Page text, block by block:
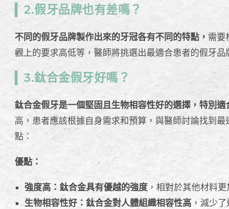
2.假牙品牌也有差嗎？
不同的假牙品牌製作出來的牙冠各有不同的特點， 需要
觀上的要求高低等，醫師將挑選出最適合患者的假牙品
3.鈦合金假牙好嗎？
鈦合金假牙是一個堅固且生物相容性好的選擇，特別
高，患者應該根據自身需求和預算，與醫師討論找到
點：
優點：
強度高：鈦合金具有優越的強度 ，相對於其他材料
生物相容性好：鈦合金對人體組織相容性高 ，減少